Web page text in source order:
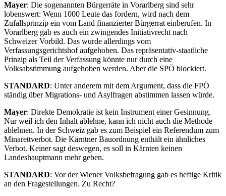
Mayer: Die sogenannten Bürgerräte in Vorarlberg sind sehr
lobenswert: Wenn 1000 Leute das fordern, wird nach dem
Zufallsprinzip ein vom Land finanzierter Bürgerrat einberufen. In
Vorarlberg gab es auch ein zwingendes Initiativrecht nach
Schweizer Vorbild. Das wurde allerdings vom
Verfassungsgerichtshof aufgehoben. Das repräsentativ-staatliche
Prinzip als Teil der Verfassung könnte nur durch eine
Volksabstimmung aufgehoben werden. Aber die SPÖ blockiert.
STANDARD: Unter anderem mit dem Argument, dass die FPÖ
ständig über Migrations- und Asylfragen abstimmen lassen würde.
Mayer: Direkte Demokratie ist kein Instrument einer Gesinnung.
Nur weil ich den Inhalt ablehne, kann ich nicht auch die Methode
ablehnen. In der Schweiz gab es zum Beispiel ein Referendum zum
Minarettverbot. Die Kärntner Bauordnung enthält ein ähnliches
Verbot. Keiner sagt deswegen, es soll in Kärnten keinen
Landeshauptmann mehr geben.
STANDARD: Vor der Wiener Volksbefragung gab es heftige Kritik
an den Fragestellungen. Zu Recht?